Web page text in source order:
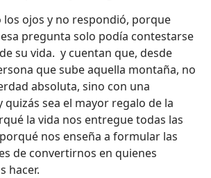
los ojos y no respondió, porque
pregunta solo podía contestarse
su vida. y cuentan que, desde
que sube aquella montaña, no
absoluta, sino con una
sea el mayor regalo de la
la vida nos entregue todas las
nos enseña a formular las
de convertirnos en quienes
hacer.